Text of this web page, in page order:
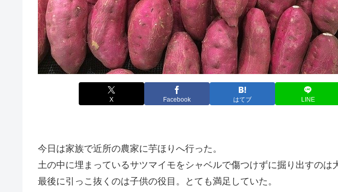
X Facebook はてブ LINE
今日は家族で近所の農家に芋ほりへ行った。
土の中に埋まっているサツマイモをシャベルで傷つけずに掘り出すのは
最後に引っこ抜くのは子供の役目。とても満足していた。